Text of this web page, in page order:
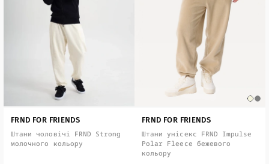
FRND FOR FRIENDS
Штани чоловічі FRND Strong
молочного кольору
FRND FOR FRIENDS
Штани унісекс FRND Impulse
Polar Fleece бежевого
кольору